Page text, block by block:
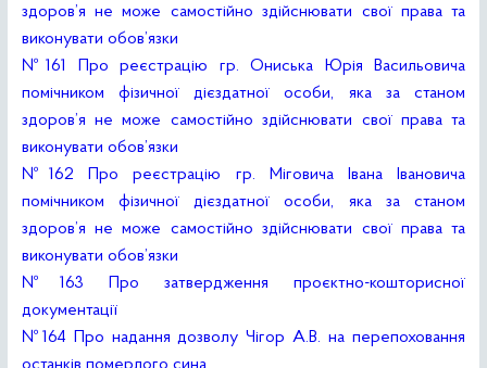
здоров’я не може самостійно здійснювати свої права та
виконувати обов’язки
№161 Про реєстрацію гр. Ониська Юрія Васильовича
помічником фізичної дієздатної особи, яка за станом
здоров’я не може самостійно здійснювати свої права та
виконувати обов’язки
№162 Про реєстрацію гр. Міговича Івана Івановича
помічником фізичної дієздатної особи, яка за станом
здоров’я не може самостійно здійснювати свої права та
виконувати обов’язки
№163 Про затвердження проєктно-кошторисної
документації
№164 Про надання дозволу Чігор А.В. на перепоховання